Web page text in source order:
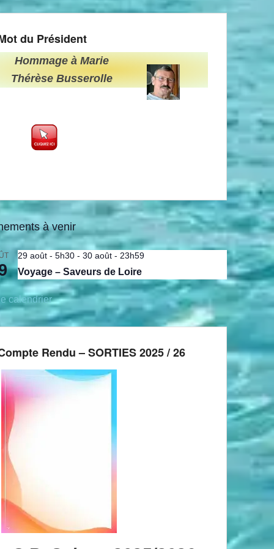
du Président
Hommage à Marie
Thérèse Busserolle
à venir
29 août - 5h30 - 30 août - 23h59
Voyage – Saveurs de Loire
calendrier
Rendu – SORTIES 2025 / 26